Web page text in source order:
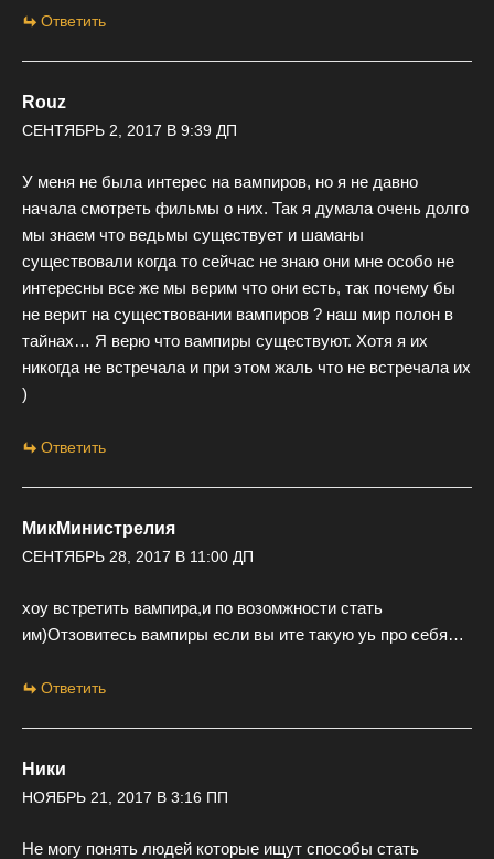
Ответить
Rouz
СЕНТЯБРЬ 2, 2017 В 9:39 ДП
У меня не была интерес на вампиров, но я не давно
начала смотреть фильмы о них. Так я думала очень долго
мы знаем что ведьмы существует и шаманы
существовали когда то сейчас не знаю они мне особо не
интересны все же мы верим что они есть, так почему бы
не верит на существовании вампиров ? наш мир полон в
тайнах… Я верю что вампиры существуют. Хотя я их
никогда не встречала и при этом жаль что не встречала их
)
Ответить
МикМинистрелия
СЕНТЯБРЬ 28, 2017 В 11:00 ДП
хоу встретить вампира,и по возомжности стать
им)Отзовитесь вампиры если вы ите такую уь про себя…
Ответить
Ники
НОЯБРЬ 21, 2017 В 3:16 ПП
Не могу понять людей которые ищут способы стать